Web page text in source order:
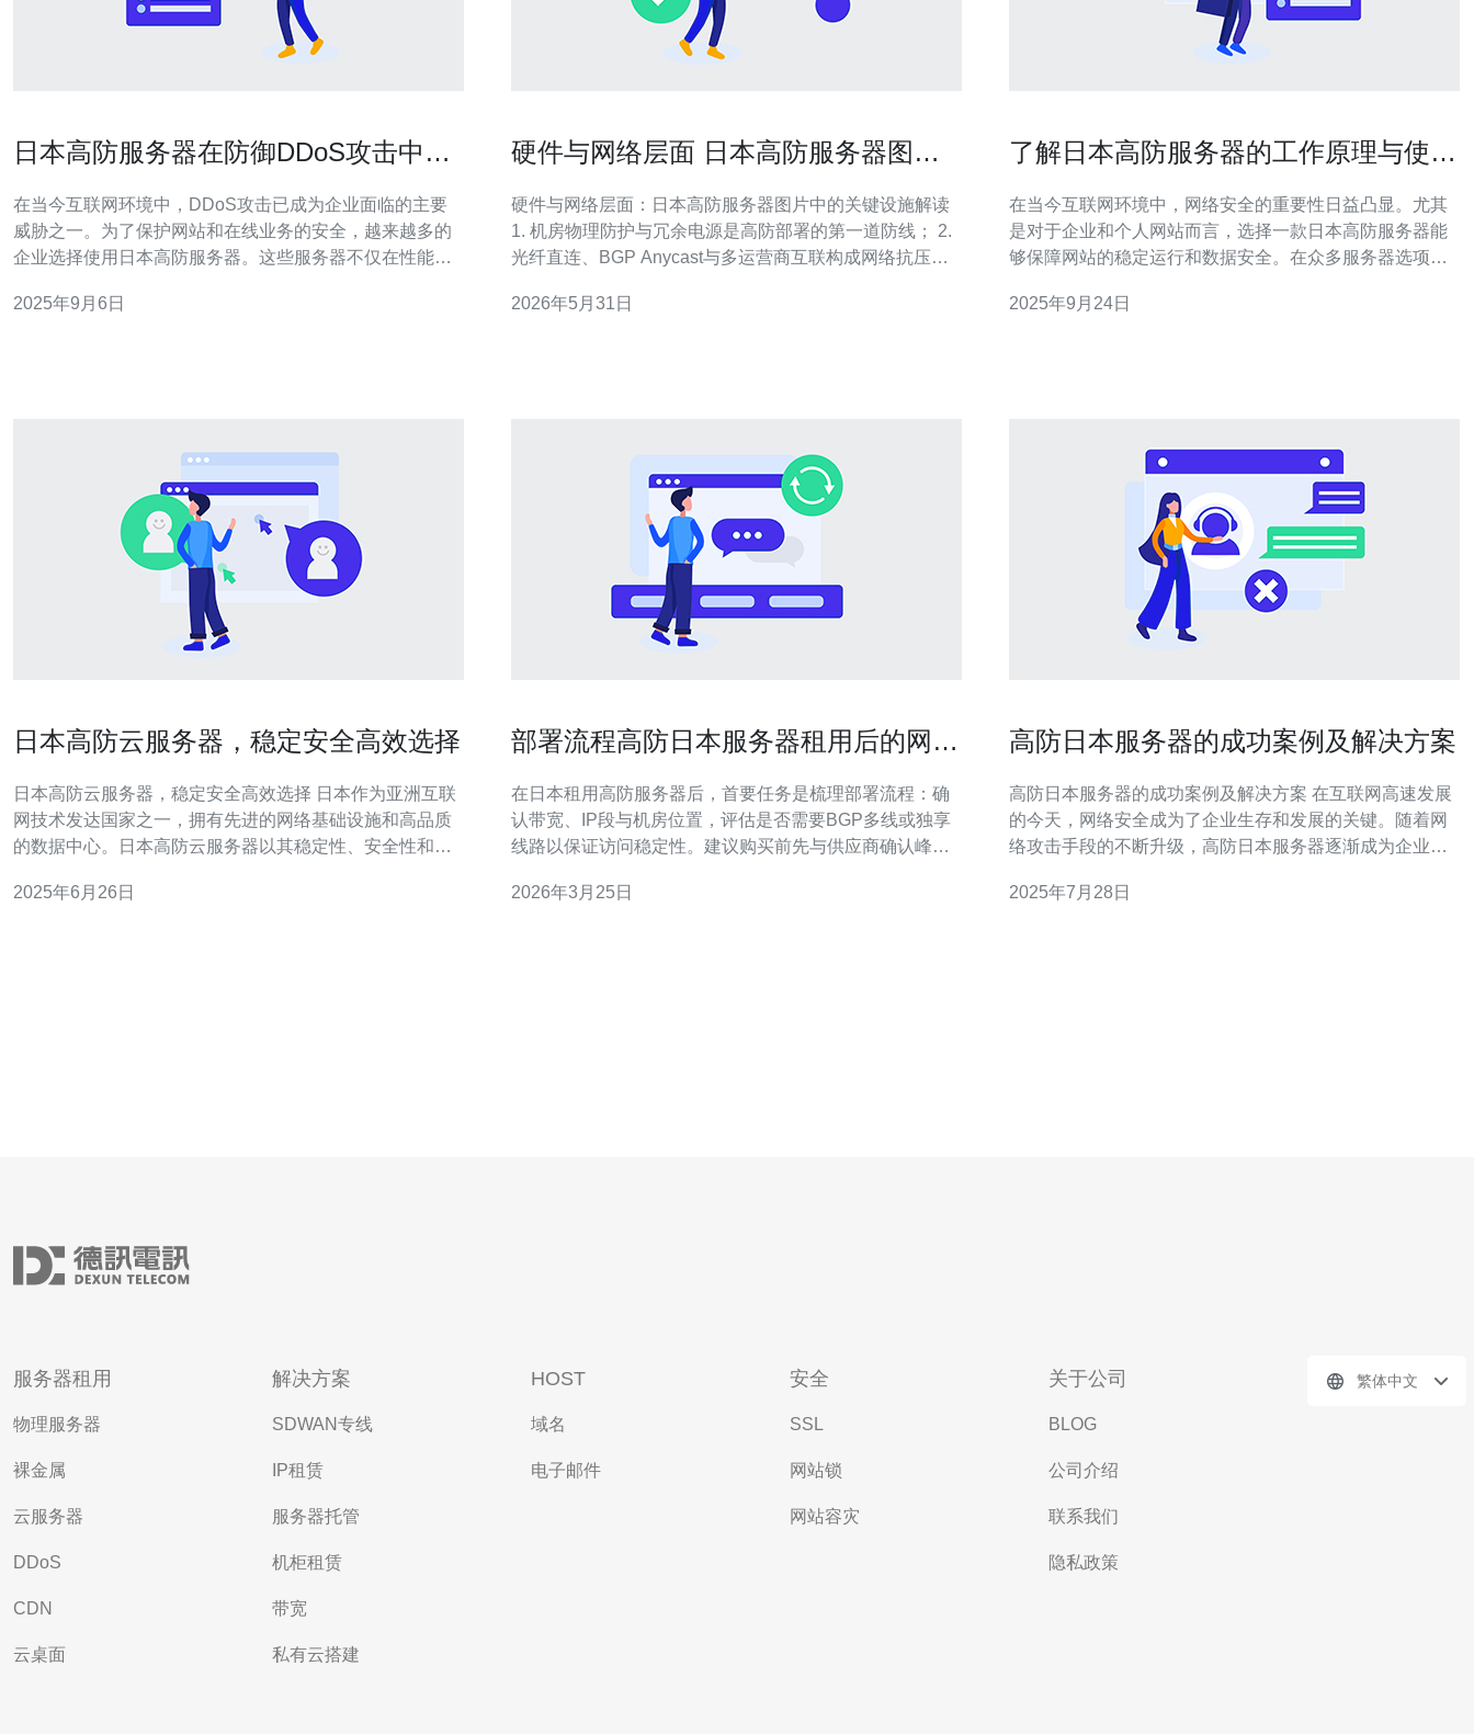
日本高防服务器在防御DDoS攻击中的
在当今互联网环境中，DDoS攻击已成为企业面临的主要
威胁之一。为了保护网站和在线业务的安全，越来越多的
企业选择使用日本高防服务器。这些服务器不仅在性能上
的优势。对于寻求最佳和最便宜的防御方案的企业来说，
2025年9月6日
硬件与网络层面 日本高防服务器图片
硬件与网络层面：日本高防服务器图片中的关键设施解读
1. 机房物理防护与冗余电源是高防部署的第一道防线； 2.
光纤直连、BGP Anycast与多运营商互联构成网络抗压骨
御和实时响应。 在日本看到的高防服务器图片里，很多细
2026年5月31日
了解日本高防服务器的工作原理与使用
在当今互联网环境中，网络安全的重要性日益凸显。尤其
是对于企业和个人网站而言，选择一款日本高防服务器能
够保障网站的稳定运行和数据安全。在众多服务器选项
的关注重点。本文将详细探讨日本高防服务器的工作原理
2025年9月24日
日本高防云服务器，稳定安全高效选择
日本高防云服务器，稳定安全高效选择 日本作为亚洲互联
网技术发达国家之一，拥有先进的网络基础设施和高品质
的数据中心。日本高防云服务器以其稳定性、安全性和高
服务器是一个明智的选择。 日本高防云服务器提供稳定的
2025年6月26日
部署流程高防日本服务器租用后的网络
在日本租用高防服务器后，首要任务是梳理部署流程：确
认带宽、IP段与机房位置，评估是否需要BGP多线或独享
线路以保证访问稳定性。建议购买前先与供应商确认峰值
域名与DNS配置是访问性能与抗攻击的第一道防线。建议
2026年3月25日
高防日本服务器的成功案例及解决方案
高防日本服务器的成功案例及解决方案 在互联网高速发展
的今天，网络安全成为了企业生存和发展的关键。随着网
络攻击手段的不断升级，高防日本服务器逐渐成为企业保
例，并提供相应的解决方案，帮助您更好地理解高防服务
2025年7月28日
服务器租用
物理服务器
裸金属
云服务器
DDoS
CDN
云桌面
解决方案
SDWAN专线
IP租赁
服务器托管
机柜租赁
带宽
私有云搭建
HOST
域名
电子邮件
安全
SSL
网站锁
网站容灾
关于公司
BLOG
公司介绍
联系我们
隐私政策
繁体中文